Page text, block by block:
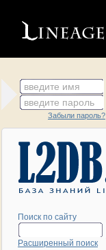
введите имя
введите пароль
Забыли пароль?
Поиск по сайту
Расширенный поиск